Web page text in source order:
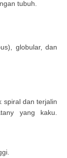
tubuh.
globular, dan
spiral dan terjalin
yang kaku.